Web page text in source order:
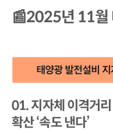
📰2025년 11월
01. 지자체 이격거
확산 ‘속도 낸다’